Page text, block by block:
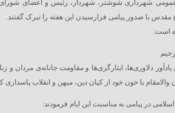
شهرداری شوشتر، شهردار، رئیس و اعضای
مقدس با صدور پیامی فرارسیدن این هفته را تبرک گفتند.
است:
دلاوری‌ها، ایثارگری‌ها و مقاومت جانانه‌ی مردان و
با خون خود از کیان دین، میهن و انقلاب پاسداری
در پیامی به مناسبت این ایام فرمودند: